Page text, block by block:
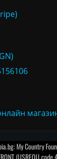
My Country
(USREOU